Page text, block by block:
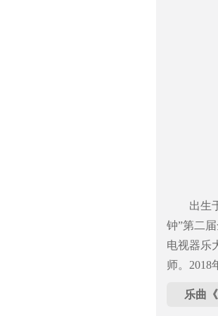
出生
钟”第二
电视器乐
师。2018
乐曲